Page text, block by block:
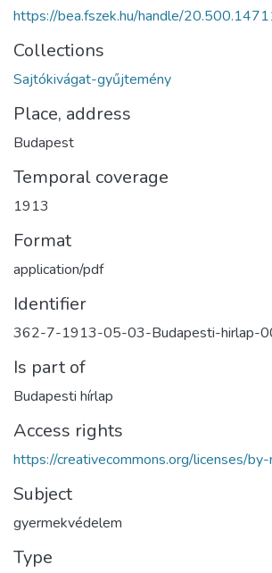
https://bea.fszek.hu/handle/
Collections
Sajtókivágat-gyűjtemény
Place, address
Budapest
Temporal coverage
1913
Format
application/pdf
Identifier
362-7-1913-05-03-Budapesti-hirlap-
Is part of
Budapesti hírlap
Access rights
https://creativecommons.org/licenses/
Subject
gyermekvédelem
Type